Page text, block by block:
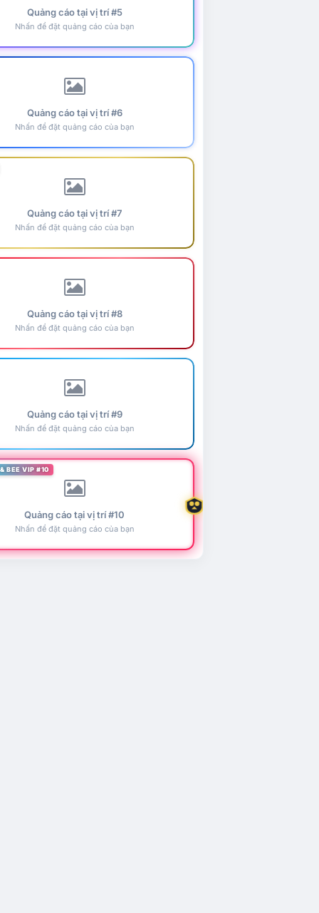
Quảng cáo tại vị trí #5
Nhấn để đặt quảng cáo của bạn
Quảng cáo tại vị trí #6
Nhấn để đặt quảng cáo của bạn
Quảng cáo tại vị trí #7
Nhấn để đặt quảng cáo của bạn
Quảng cáo tại vị trí #8
Nhấn để đặt quảng cáo của bạn
Quảng cáo tại vị trí #9
Nhấn để đặt quảng cáo của bạn
BEE VIP #10
Quảng cáo tại vị trí #10
Nhấn để đặt quảng cáo của bạn